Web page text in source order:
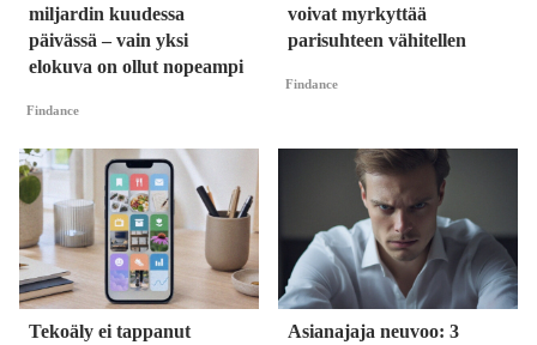
miljardin kuudessa
päivässä – vain yksi
elokuva on ollut nopeampi
Findance
voivat myrkyttää
parisuhteen vähitellen
Findance
Tekoäly ei tappanut
Asianajaja neuvoo: 3